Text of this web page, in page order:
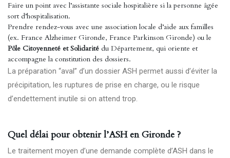
Faire un point avec l’assistante sociale hospitalière si la personne âgée
sort d’hospitalisation.
Prendre rendez-vous avec une association locale d’aide aux familles
(ex. France Alzheimer Gironde, France Parkinson Gironde) ou le
Pôle Citoyenneté et Solidarité du Département, qui oriente et
accompagne la constitution des dossiers.
La préparation “aval” d’un dossier ASH permet aussi d’éviter la
précipitation, les ruptures de prise en charge, ou le risque
d’endettement inutile si on attend trop.
Quel délai pour obtenir l’ASH en Gironde ?
Le traitement moyen d’une demande complète d’ASH dans le